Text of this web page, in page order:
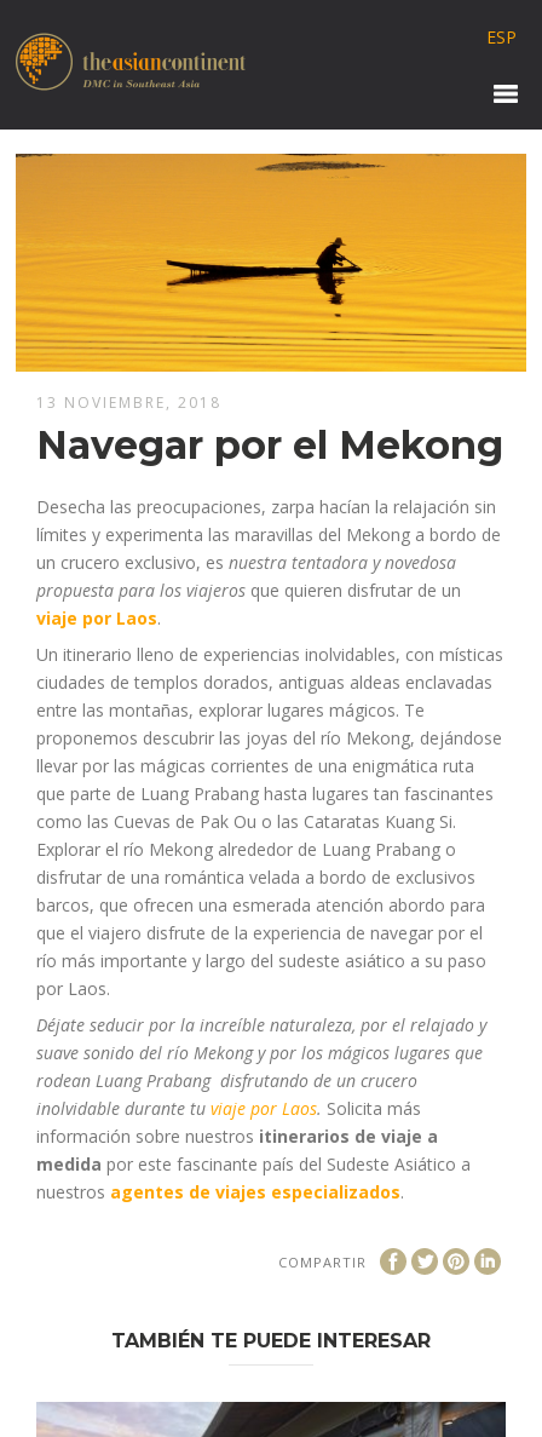
ESP
13 NOVIEMBRE, 2018
Navegar por el Mekong
Desecha las preocupaciones, zarpa hacían la relajación sin
límites y experimenta las maravillas del Mekong a bordo de
un crucero exclusivo, esnuestra tentadora y novedosa
propuesta para los viajeros que quieren disfrutar de un
viaje por Laos.
Un itinerario lleno de experiencias inolvidables, con místicas
ciudades de templos dorados, antiguas aldeas enclavadas
entre las montañas, explorar lugares mágicos. Te
proponemos descubrir las joyas del río Mekong, dejándose
llevar por las mágicas corrientes de una enigmática ruta
que parte de Luang Prabang hasta lugares tan fascinantes
como las Cuevas de Pak Ou o las Cataratas Kuang Si.
Explorar el río Mekong alrededor de Luang Prabang o
disfrutar de una romántica velada a bordo de exclusivos
barcos, que ofrecen una esmerada atención abordo para
que el viajero disfrute de la experiencia de navegar por el
río más importante y largo del sudeste asiático a su paso
por Laos.
Déjate seducir por la increíble naturaleza, por el relajado y
suave sonido del río Mekong y por los mágicos lugares que
rodean Luang Prabang disfrutando de un crucero
inolvidable durante tuviaje por Laos. Solicita más
información sobre nuestros itinerarios de viaje a
medida por este fascinante país del Sudeste Asiático a
nuestros agentes de viajes especializados.
COMPARTIR
TAMBIÉN TE PUEDE INTERESAR